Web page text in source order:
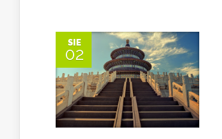
SIE
02